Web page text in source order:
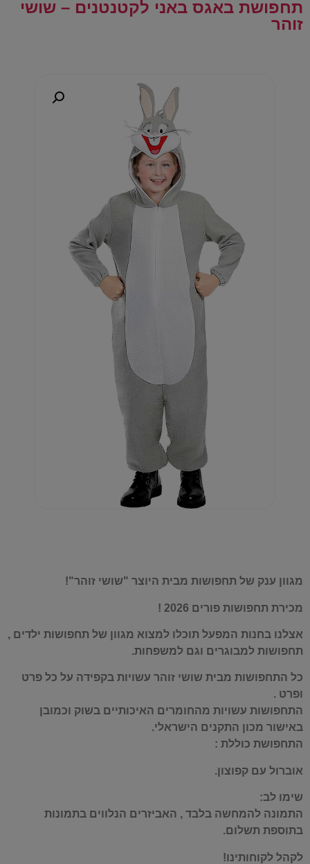
תחפושת באגס באני לקטנטנים – שושי
זוהר
מגוון ענק של תחפושות מבית היוצר "שושי זוהר"!
מכירת תחפושות פורים 2026 !
אצלנו בחנות המפעל תוכלו למצוא מגוון של תחפושות ילדים ,
תחפושות למבוגרים וגם למשפחות.
כל התחפושות מבית שושי זוהר עשויות בקפידה על כל פרט
ופרט .
התחפושות עשויות מהחומרים האיכותיים בשוק וכמובן
באישור מכון התקנים הישראלי.
התחפושת כוללת :
אוברול עם קפוצון.
שימו לב:
התמונה להמחשה בלבד , האביזרים הנלווים בתמונות
בתוספת תשלום.
לקהל לקוחותינו!